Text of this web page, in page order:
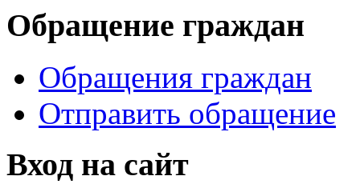
Обращение граждан
Обращения граждан
Отправить обращение
Вход на сайт